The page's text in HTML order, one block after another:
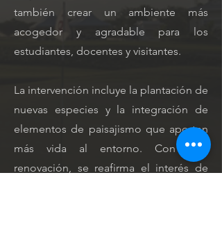
también crear un ambiente más
acogedor y agradable para los
estudiantes, docentes y visitantes.
La intervención incluye la plantación de
nuevas especies y la integración de
elementos de paisajismo que aporten
más vida al entorno. Con esta
renovación, se reafirma el interés de